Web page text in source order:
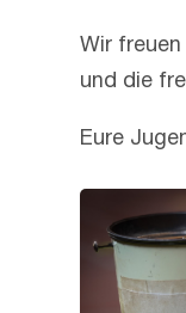
Wir
und die
Eure